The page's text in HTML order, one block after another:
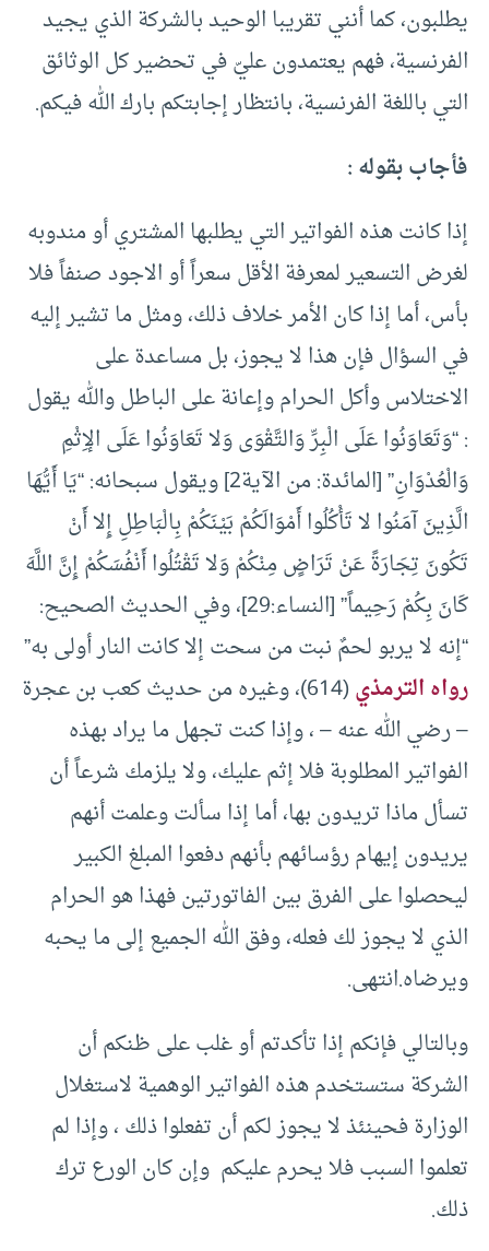
يطلبون، كما أنني تقريبا الوحيد بالشركة الذي يجيد
الفرنسية، فهم يعتمدون عليّ في تحضير كل الوثائق
التي باللغة الفرنسية، بانتظار إجابتكم بارك الله فيكم.
فأجاب بقوله :
إذا كانت هذه الفواتير التي يطلبها المشتري أو مندوبه
لغرض التسعير لمعرفة الأقل سعراً أو الاجود صنفاً فلا
بأس، أما إذا كان الأمر خلاف ذلك، ومثل ما تشير إليه
في السؤال فإن هذا لا يجوز، بل مساعدة على
الاختلاس وأكل الحرام وإعانة على الباطل والله يقول
: “وَتَعَاوَنُوا عَلَى الْبِرِّ وَالتَّقْوَى وَلا تَعَاوَنُوا عَلَى الإِثْمِ
وَالْعُدْوَانِ” [المائدة: من الآية2] ويقول سبحانه: “يَا أَيُّهَا
الَّذِينَ آمَنُوا لا تَأْكُلُوا أَمْوَالَكُمْ بَيْنَكُمْ بِالْبَاطِلِ إِلا أَنْ
تَكُونَ تِجَارَةً عَنْ تَرَاضٍ مِنْكُمْ وَلا تَقْتُلُوا أَنْفُسَكُمْ إِنَّ اللَّهَ
كَانَ بِكُمْ رَحِيماً” [النساء:29]، وفي الحديث الصحيح:
“إنه لا يربو لحمٌ نبت من سحت إلا كانت النار أولى به”
رواه الترمذي
(614)، وغيره من حديث كعب بن عجرة
– رضي الله عنه – ، وإذا كنت تجهل ما يراد بهذه
الفواتير المطلوبة فلا إثم عليك، ولا يلزمك شرعاً أن
تسأل ماذا تريدون بها، أما إذا سألت وعلمت أنهم
يريدون إيهام رؤسائهم بأنهم دفعوا المبلغ الكبير
ليحصلوا على الفرق بين الفاتورتين فهذا هو الحرام
الذي لا يجوز لك فعله، وفق الله الجميع إلى ما يحبه
ويرضاه.انتهى.
وبالتالي فإنكم إذا تأكدتم أو غلب على ظنكم أن
الشركة ستستخدم هذه الفواتير الوهمية لاستغلال
الوزارة فحينئذ لا يجوز لكم أن تفعلوا ذلك ، وإذا لم
تعلموا السبب فلا يحرم عليكم وإن كان الورع ترك
ذلك.